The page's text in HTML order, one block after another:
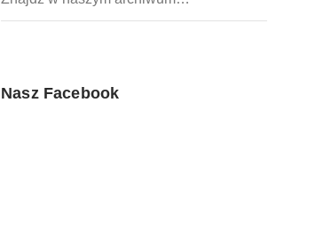
Nasz Facebook